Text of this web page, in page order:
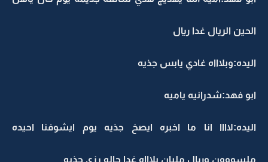
الحين الريال غدا ريال
اليده:وبلاااه غادي يابس جذيه
ابو فهد:شدرانيه ياميه
اليده:لاااا انا ما اخبره ايصخ جذيه يوم ايشوفنا احيده
ملسووون وريال مليان بلاااه غدا حاله رزي جذيه